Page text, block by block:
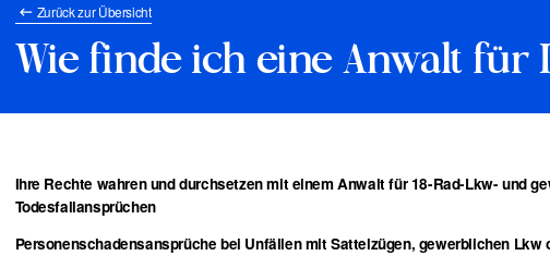
Zurück zur Übersicht
Wie finde ich eine Anwalt für
Ihre Rechte wahren und durchsetzen mit einem Anwalt für 18-Rad-Lkw- und
Todesfallansprüchen
Personenschadensansprüche bei Unfällen mit Sattelzügen, gewerblichen Lkw